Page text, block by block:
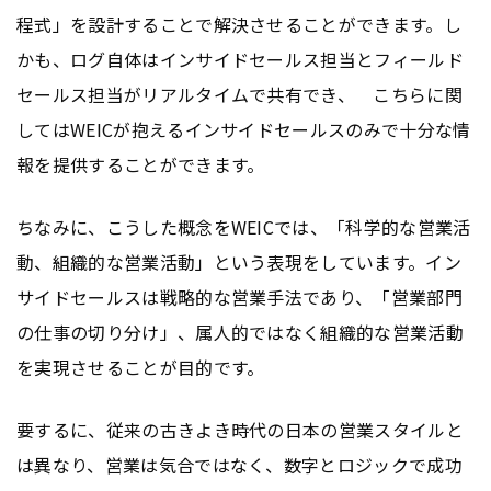
程式」を設計することで解決させることができます。し
かも、ログ自体はインサイドセールス担当とフィールド
セールス担当がリアルタイムで共有でき、 こちらに関
してはWEICが抱えるインサイドセールスのみで十分な情
報を提供することができます。
ちなみに、こうした概念をWEICでは、「科学的な営業活
動、組織的な営業活動」という表現をしています。イン
サイドセールスは戦略的な営業手法であり、「営業部門
の仕事の切り分け」、属人的ではなく組織的な営業活動
を実現させることが目的です。
要するに、従来の古きよき時代の日本の営業スタイルと
は異なり、営業は気合ではなく、数字とロジックで成功